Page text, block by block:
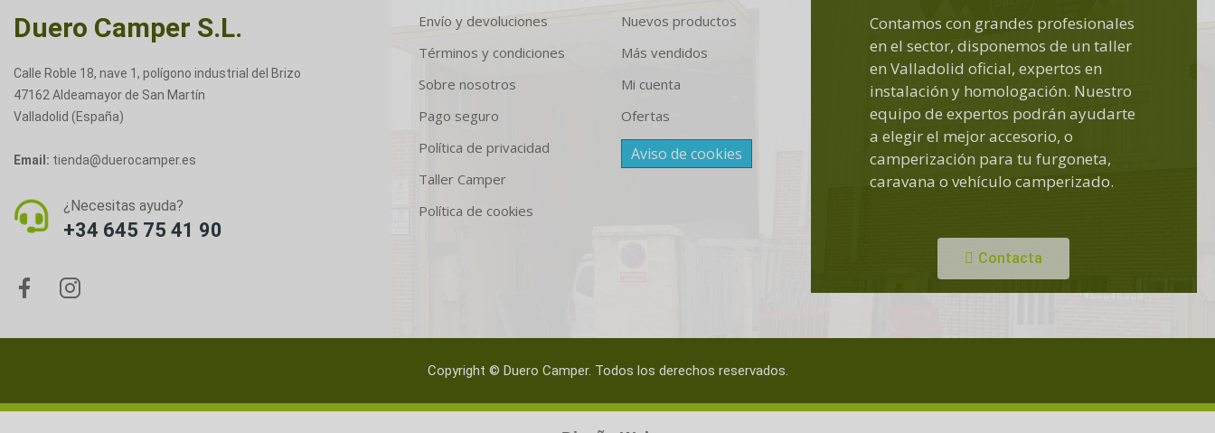
Duero Camper S.L.
Calle Roble 18, nave 1, polígono industrial del Brizo
47162 Aldeamayor de San Martín
Valladolid (España)
Email: tienda@duerocamper.es
¿Necesitas ayuda?
+34 645 75 41 90
Envío y devoluciones
Términos y condiciones
Sobre nosotros
Pago seguro
Política de privacidad
Taller Camper
Política de cookies
Nuevos productos
Más vendidos
Mi cuenta
Ofertas
Aviso de cookies
Contamos con grandes profesionales
en el sector, disponemos de un taller
en Valladolid oficial, expertos en
instalación y homologación. Nuestro
equipo de expertos podrán ayudarte
a elegir el mejor accesorio, o
camperización para tu furgoneta,
caravana o vehículo camperizado.
Contacta
Copyright © Duero Camper. Todos los derechos reservados.